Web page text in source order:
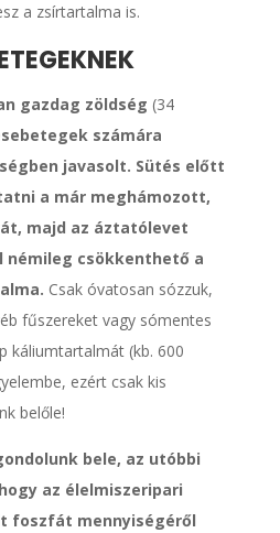
a zsírtartalma is.
gazdag zöldség (34
számára
javasolt. Sütés előtt
a már meghámozott,
majd az áztatólevet
némileg csökkenthető a
Csak óvatosan sózzuk,
fűszereket vagy sómentes
káliumtartalmát (kb. 600
ezért csak kis
belőle!
bele, az utóbbi
az élelmiszeripari
foszfát mennyiségéről